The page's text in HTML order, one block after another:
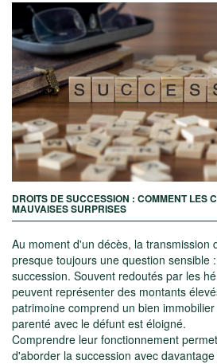
DROITS DE SUCCESSION : COMMENT LES
MAUVAISES SURPRISES
Au moment d'un décès, la transmission
presque toujours une question sensible
succession. Souvent redoutés par les
peuvent représenter des montants
patrimoine comprend un bien
parenté avec le défunt est éloigné.
Comprendre leur fonctionnement
d'aborder la succession avec